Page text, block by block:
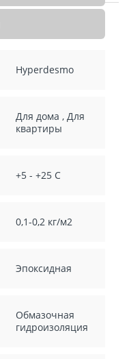
Hyperdesmo
Для дома , Для
квартиры
+5 - +25 C
0,1-0,2 кг/м2
Эпоксидная
Обмазочная
гидроизоляция